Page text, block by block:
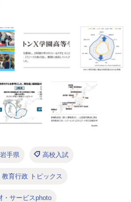
岩手県 高校入試
教育行政 トピックス
・サービスphoto